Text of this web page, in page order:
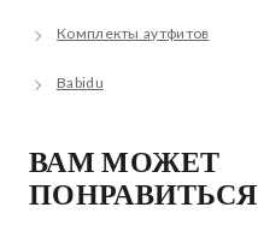
Комплекты аутфитов
Babidu
ВАМ МОЖЕТ
ПОНРАВИТЬСЯ